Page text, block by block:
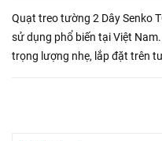
Quạt treo tường 2 Dây Senko
sử dụng phổ biến tại Việt
trọng lượng nhẹ, lắp đặt trên